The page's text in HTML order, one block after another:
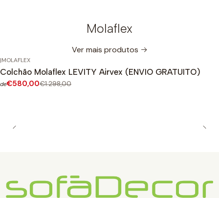
Molaflex
Ver mais produtos
-55% DESCONTO
|MOLAFLEX
Colchão Molaflex LEVITY Airvex (ENVIO GRATUITO)
de€580,00€1.298,00